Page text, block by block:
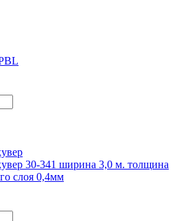
30-341 ширина 3,0 м. толщина
слоя 0,4мм